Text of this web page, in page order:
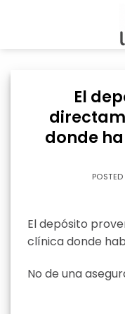
El
donde
El depósito
clínica donde
No de una